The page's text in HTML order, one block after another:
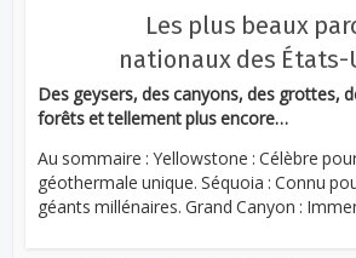
Les plus beaux
nationaux des États-
Des geysers, des canyons, des grottes,
forêts et tellement plus encore…
Au sommaire : Yellowstone : Célèbre
géothermale unique. Séquoia : Connu
géants millénaires. Grand Canyon :